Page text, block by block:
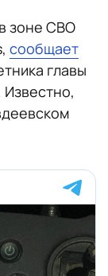
зоне СВО
сообщает
главы